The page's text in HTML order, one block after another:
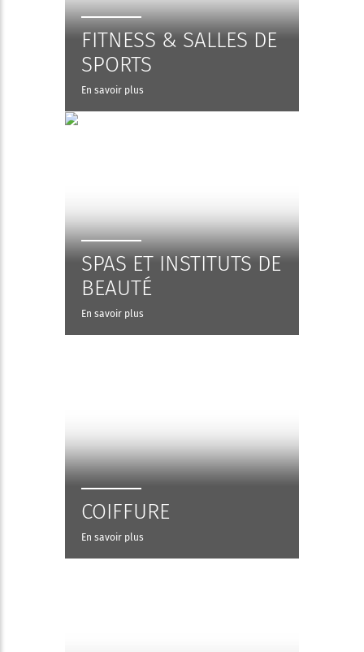
FITNESS & SALLES DE
SPORTS
En savoir plus
SPAS ET INSTITUTS DE
BEAUTÉ
En savoir plus
COIFFURE
En savoir plus